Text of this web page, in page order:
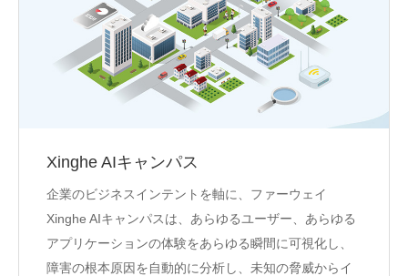
Xinghe AIキャンパス
企業のビジネスインテントを軸に、ファーウェイ
Xinghe AIキャンパスは、あらゆるユーザー、あらゆる
アプリケーションの体験をあらゆる瞬間に可視化し、
障害の根本原因を自動的に分析し、未知の脅威からイ